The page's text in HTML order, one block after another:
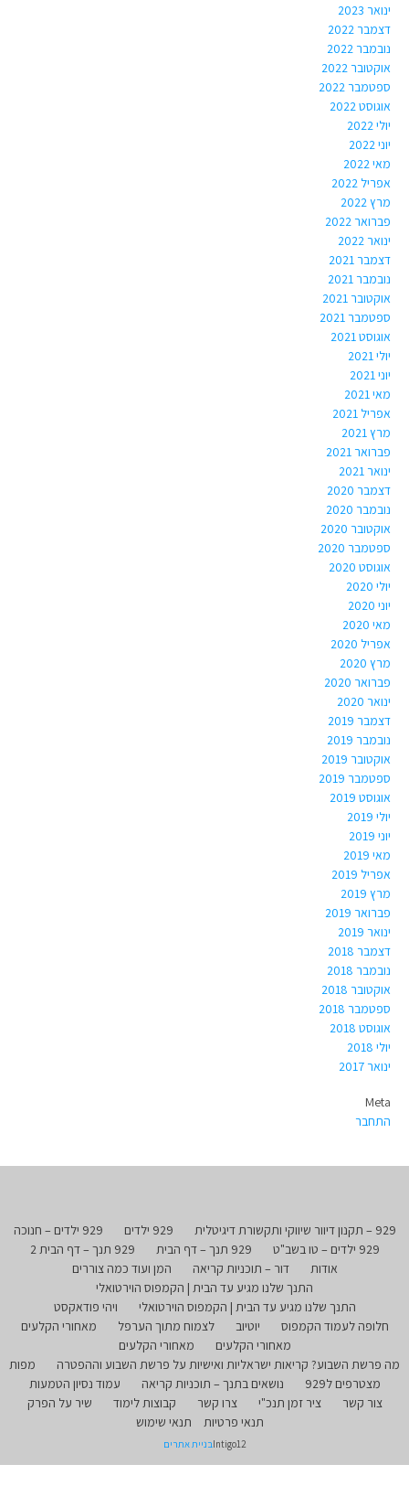
ינואר 2023
דצמבר 2022
נובמבר 2022
אוקטובר 2022
ספטמבר 2022
אוגוסט 2022
יולי 2022
יוני 2022
מאי 2022
אפריל 2022
מרץ 2022
פברואר 2022
ינואר 2022
דצמבר 2021
נובמבר 2021
אוקטובר 2021
ספטמבר 2021
אוגוסט 2021
יולי 2021
יוני 2021
מאי 2021
אפריל 2021
מרץ 2021
פברואר 2021
ינואר 2021
דצמבר 2020
נובמבר 2020
אוקטובר 2020
ספטמבר 2020
אוגוסט 2020
יולי 2020
יוני 2020
מאי 2020
אפריל 2020
מרץ 2020
פברואר 2020
ינואר 2020
דצמבר 2019
נובמבר 2019
אוקטובר 2019
ספטמבר 2019
אוגוסט 2019
יולי 2019
יוני 2019
מאי 2019
אפריל 2019
מרץ 2019
פברואר 2019
ינואר 2019
דצמבר 2018
נובמבר 2018
אוקטובר 2018
ספטמבר 2018
אוגוסט 2018
יולי 2018
ינואר 2017
Meta
התחבר
929 – תקנון דיוור שיווקי ותקשורת דיגיטלית 929 ילדים
929 ילדים – חנוכה
929 ילדים – טו בשב"ט
929 תנך – דף הבית
929 תנך – דף הבית 2
אודות
דור – תוכניות קריאה
המן ועוד כמה צוררים
התנך שלנו מגיע עד הבית | הקמפוס הוירטואלי
התנך שלנו מגיע עד הבית | הקמפוס הוירטואלי
ויהי פודאקסט
חלופה לעמוד הקמפוס
יוטיוב לצמוח מתוך הערפל
מאחורי הקלעים
מאחורי הקלעים
מאחורי הקלעים
מה פרשת השבוע? קריאות ישראליות ואישיות על פרשת השבוע וההפטרה
מפות
מצטרפים ל929
נושאים בתנך – תוכניות קריאה
עמוד נסיון הטמעות
צור קשר
ציר זמן תנכ"י צרו קשר קבוצות לימוד
שיר על הפרק
תנאי פרטיות
תנאי שימוש
Intigo12בניית אתרים